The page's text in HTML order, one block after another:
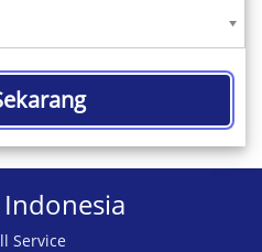
Service